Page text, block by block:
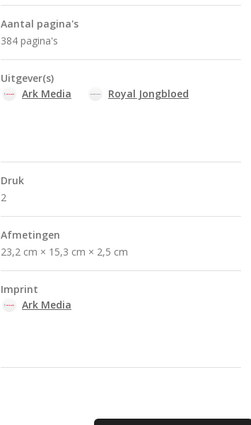
Aantal pagina's
384 pagina's
Uitgever(s)
Ark Media
Royal Jongbloed
Druk
2
Afmetingen
23,2 cm × 15,3 cm × 2,5 cm
Imprint
Ark Media